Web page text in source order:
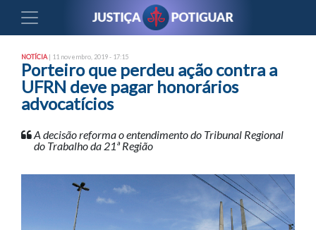
NOTÍCIA | 11 novembro, 2019 - 17:15
Porteiro que perdeu ação contra a
UFRN deve pagar honorários
advocatícios
A decisão reforma o entendimento do Tribunal Regional
do Trabalho da 21ª Região